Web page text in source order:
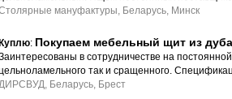
мануфактуры, Беларусь, Минск
: Покупаем мебельный щит из дуба
в сотрудничестве на
так и сращенного.
ДИРСВУД, Беларусь, Брест